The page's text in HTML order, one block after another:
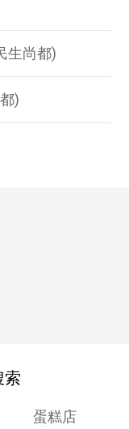
生尚都)
)
索
蛋糕店